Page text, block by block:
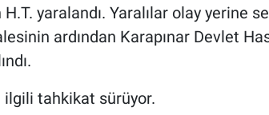
H.T. yaralandı. Yaralılar olay yerine
ardından Karapınar Devlet
ilgili tahkikat sürüyor.